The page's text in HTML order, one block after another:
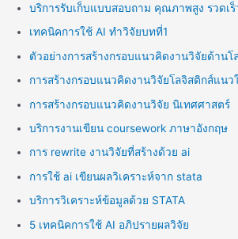
บริการรับเก็บแบบสอบถาม คุณภาพสูง รวดเ
เทคนิคการใช้ AI ทำวิจัยบทที่1
ตัวอย่างการสร้างกรอบแนวคิดงานวิจัยด้าน
การสร้างกรอบแนวคิดงานวิจัยโลจิสติกส์แนว
การสร้างกรอบแนวคิดงานวิจัย นิเทศศาสตร์
บริการงานเขียน coursework ภาษาอังกฤษ
การ rewrite งานวิจัยที่สร้างด้วย ai
การใช้ ai เขียนผลวิเคราะห์จาก stata
บริการวิเคราะห์ข้อมูลด้วย STATA
5 เทคนิคการใช้ AI อภิปรายผลวิจัย